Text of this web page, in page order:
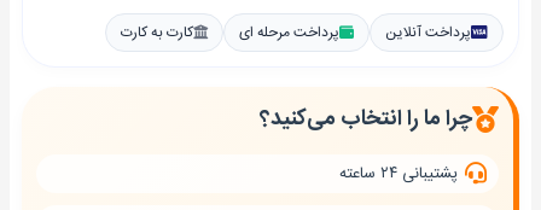
پرداخت آنلاین پرداخت مرحله ای کارت به کارت
چرا ما را انتخاب می‌کنید؟
پشتیبانی ۲۴ ساعته